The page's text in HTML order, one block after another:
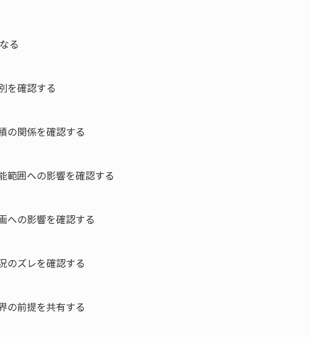
る
を確認する
の関係を確認する
範囲への影響を確認する
への影響を確認する
のズレを確認する
の前提を共有する